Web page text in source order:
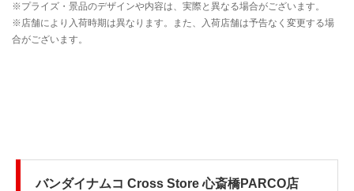
バンダイナムコ Cross Store 心斎橋PARCO店